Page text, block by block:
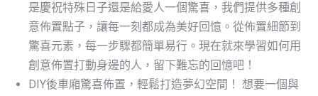
是慶祝特殊日子還是給愛人一個驚喜，我們提供多種創
意佈置點子，讓每一刻都成為美好回憶。從佈置細節到
驚喜元素，每一步驟都簡單易行。現在就來學習如何用
創意佈置打動身邊的人，留下難忘的回憶吧！
DIY後車廂驚喜佈置，輕鬆打造夢幻空間！ 想要一個與